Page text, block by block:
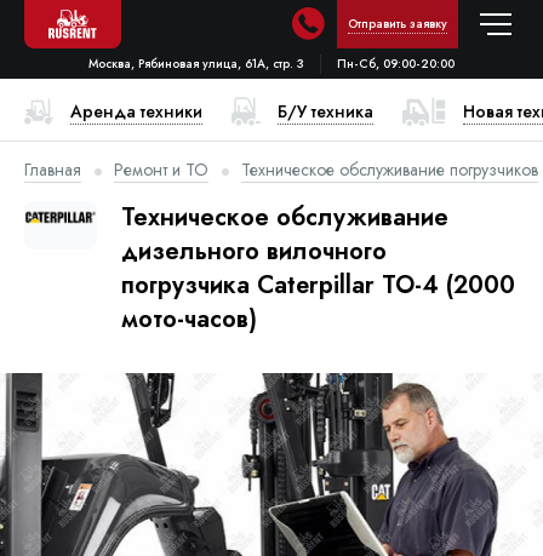
Отправить заявку
Москва, Рябиновая улица, 61А, стр. 3 Пн-Сб, 09:00-20:00
Аренда техники Б/У техника Новая
Главная Ремонт и ТО Техническое обслуживание погрузчиков
Техническое обслуживание
дизельного вилочного
погрузчика Caterpillar ТО-4 (2000
мото-часов)